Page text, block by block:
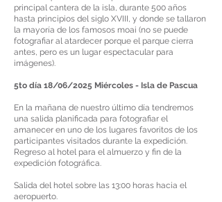
principal cantera de la isla, durante 500 años
hasta principios del siglo XVIII, y donde se tallaron
la mayoría de los famosos moai (no se puede
fotografiar al atardecer porque el parque cierra
antes, pero es un lugar espectacular para
imágenes).
5to día 18/06/2025 Miércoles - Isla de Pascua
En la mañana de nuestro último día tendremos
una salida planificada para fotografiar el
amanecer en uno de los lugares favoritos de los
participantes visitados durante la expedición.
Regreso al hotel para el almuerzo y fin de la
expedición fotográfica.
Salida del hotel sobre las 13:00 horas hacia el
aeropuerto.